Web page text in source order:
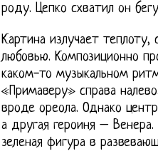
роду. Цепко схватил он
Картина излучает
любовью. Композиционно
каком-то музыкальном
«Примаверу» справа
вроде ореола. Однако
а другая героиня –
зеленая фигура в